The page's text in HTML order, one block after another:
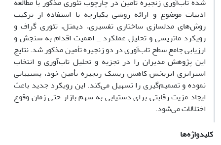
ادبیات موضوع و ارائه روشی یکپارچه با استفاده از ترکیب
روش‌های مدلسازی ساختاری تفسیری، دیمتل، تئوری گراف و
رویکرد ماتریسی و تحلیل عملکرد _ اهمیت اقدام به سنجش و
ارزیابی جامع سطح تاب‌آوری در دو زنجیره ‌تأمین مذکور شد. نتایج
این پژوهش مدیران را در تجزیه و تحلیل تاب‌آوری و انتخاب
استراتژی اثربخش کاهش ریسک زنجیره‌ تأمین خود، پشتیبانی
نموده و تصمیم‌گیری را تسهیل می‌کند. این رویکرد جدید باعث
ایجاد مزیت رقابتی برای دستیابی به سهم بازار حتی زمان وقوع
اختلالات می‌شود.
کلیدواژه‌ها